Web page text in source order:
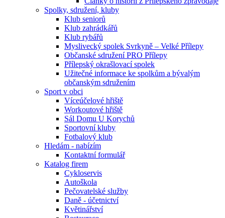
Spolky, sdružení, kluby
Klub seniorů
Klub zahrádkářů
Klub rybářů
Myslivecký spolek Svrkyně – Velké Přílepy
Občanské sdružení PRO Přílepy
Přílepský okrašlovací spolek
Užitečné informace ke spolkům a bývalým
občanským sdružením
Sport v obci
Víceúčelové hřiště
Workoutové hřiště
Sál Domu U Korychů
Sportovní kluby
Fotbalový klub
Hledám - nabízím
Kontaktní formulář
Katalog firem
Cykloservis
Autoškola
Pečovatelské služby
Daně - účetnictví
Květinářství